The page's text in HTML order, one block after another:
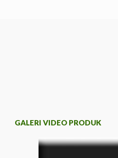
GALERI VIDEO PRODUK